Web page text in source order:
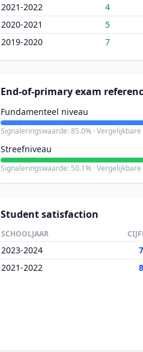
2021-2022
4
2020-2021
5
2019-2020
7
End-of-primary exam
Fundamenteel niveau
Signaleringswaarde: 85.0% ·
Streefniveau
Signaleringswaarde: 50.1% ·
Student satisfaction
SCHOOLJAAR
2023-2024
2021-2022